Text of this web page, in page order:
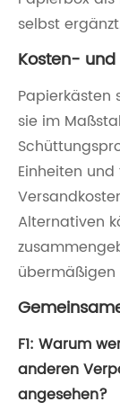
selbst
Kosten-
Papierkästen
sie im
Einheiten
Alternativen
übermäßigen
F1: Warum
anderen
angesehen?